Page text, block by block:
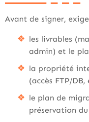
Avant de signer,
les livrables
admin) et le
la propriété
(accès FTP/
le plan de
préservation